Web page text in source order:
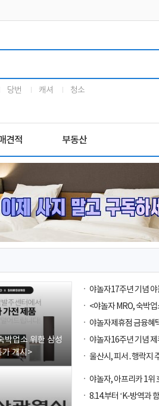
당번 캐셔 청소
견적 부동산
박업소 위한 삼성
가 개시>
울산시, 피서․행락지
8.14.부터 ‘K-방역과